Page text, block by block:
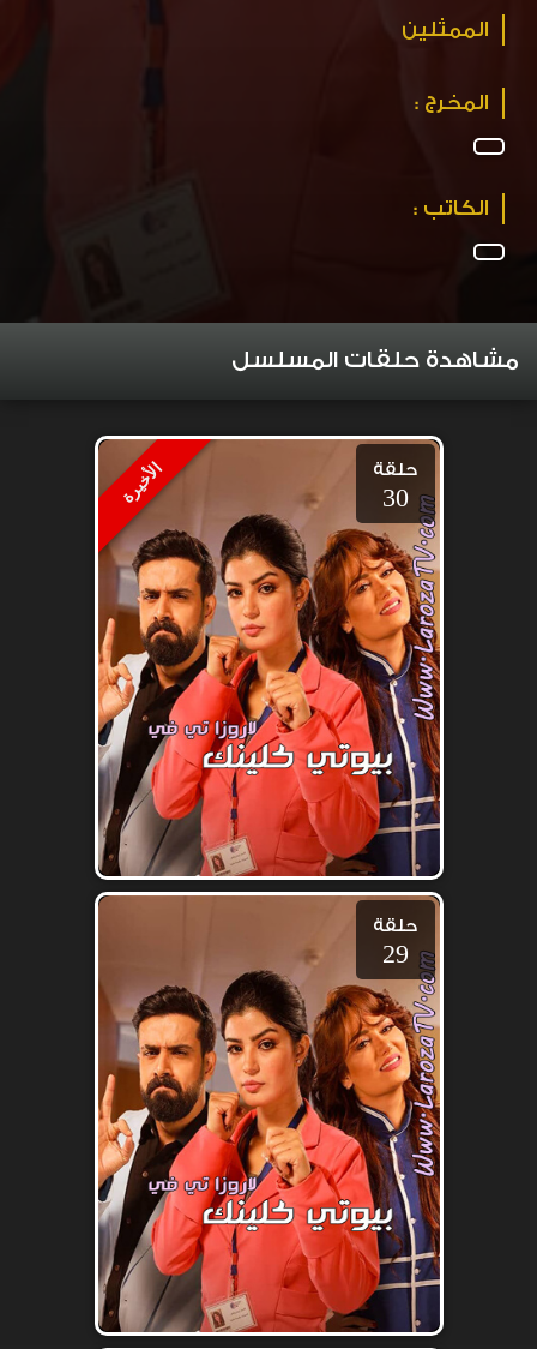
الممثلين
المخرج :
الكاتب :
مشاهدة حلقات المسلسل
الأخيرة حلقة
30
حلقة
29